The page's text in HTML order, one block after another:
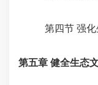
第四节 强
第五章 健全生态